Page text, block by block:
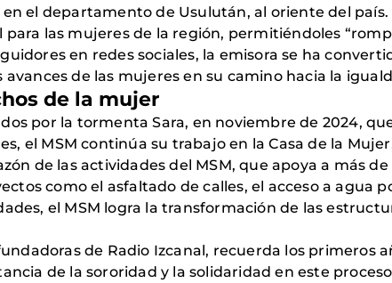
el departamento de Usulután, al oriente del país.
las mujeres de la región, permitiéndoles
en redes sociales, la emisora se ha
avances de las mujeres en su camino hacia la
de la mujer
por la tormenta Sara, en noviembre de 2024,
el MSM continúa su trabajo en la Casa de la
de las actividades del MSM, que apoya a más
como el asfaltado de calles, el acceso a agua
el MSM logra la transformación de las
de Radio Izcanal, recuerda los primeros
de la sororidad y la solidaridad en este